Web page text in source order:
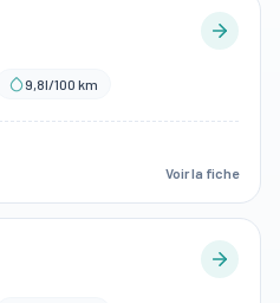
9,8l/100 km
Voir la fiche